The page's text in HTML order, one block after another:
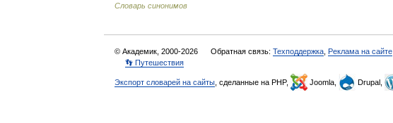
Словарь синонимов
© Академик, 2000-2026 Обратная связь: Техподдержка Реклама на сайте
👣 Путешествия
Экспорт словарей на сайты , сделанные на PHP, Joomla, Drupal,